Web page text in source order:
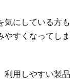
気にしている方も
やすくなってしま
利用しやすい製品